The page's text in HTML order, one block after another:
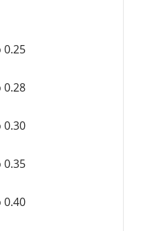
- Λάδι)
- Αξεσουάρ
0.25
0.28
0.30
0.35
0.40